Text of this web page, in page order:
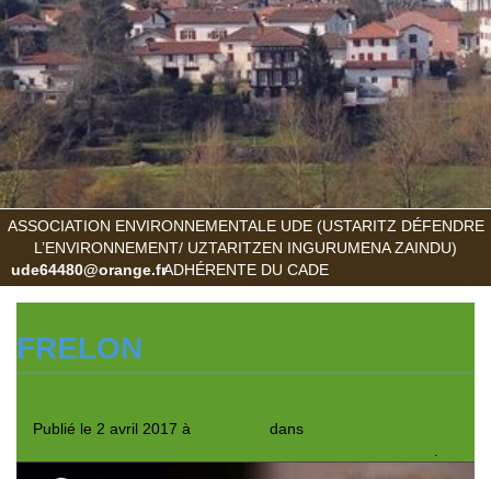
ASSOCIATION ENVIRONNEMENTALE UDE (USTARITZ DÉFENDRE
L’ENVIRONNEMENT/ UZTARITZEN INGURUMENA ZAINDU)
ADHÉRENTE DU CADE
ude64480@orange.fr
FRELON
Publié le 2 avril 2017 à dans